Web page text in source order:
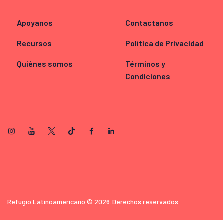
Apoyanos
Recursos
Quiénes somos
Contactanos
Política de Privacidad
Términos y
Condiciones
Refugio Latinoamericano © 2026. Derechos reservados.